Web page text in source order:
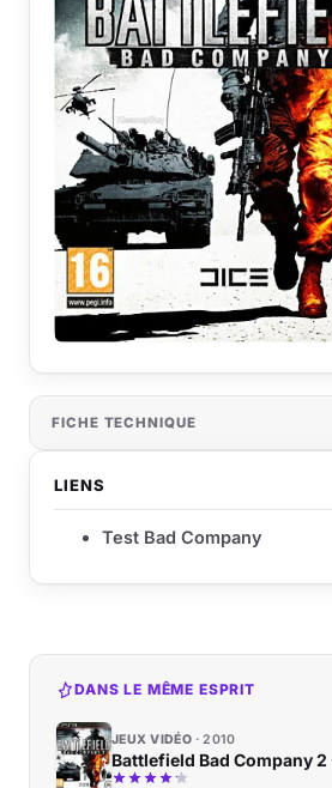
FICHE TECHNIQUE
LIENS
Test Bad Company
DANS LE MÊME ESPRIT
JEUX VIDÉO 2010
Battlefield Bad Company 2